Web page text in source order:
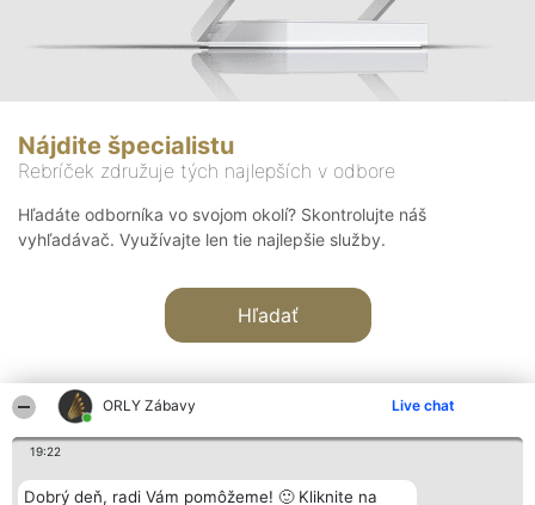
ORLY Zábavy Live chat
19:22
Dobrý deň, radi Vám pomôžeme! 🙂 Kliknite na
Nájdite špecialistu
Rebríček združuje tých najlepších v odbore
Hľadáte odborníka vo svojom okolí? Skontrolujte náš
vyhľadávač. Využívajte len tie najlepšie služby.
Hľadať
Organizátor hodnotenia Hodnotenie Kontakt